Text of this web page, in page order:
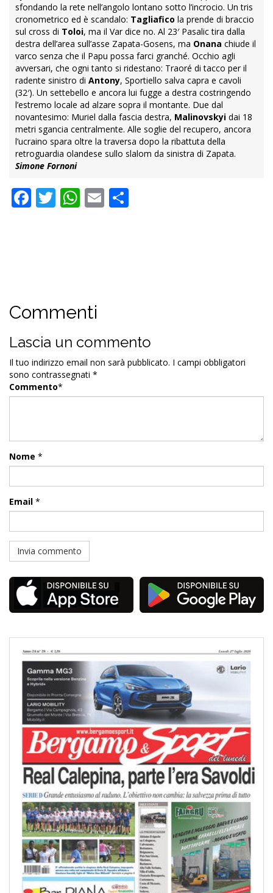
sfondando la rete nell’angolo lontano sotto l’incrocio. Un tris
cronometrico ed è scandalo: Tagliafico la prende di braccio
sul cross di Toloi, ma il Var dice no. Al 23′ Pasalic tira dalla
destra dell’area sull’asse Zapata-Gosens, ma Onana chiude il
varco senza che il Papu possa farci granché. Occhio agli
avversari, che ogni tanto si ridestano: Traoré di tacco per il
radente sinistro di Antony, Sportiello salva capra e cavoli
(32′). Un settebello e ancora lui fugge a destra costringendo
l’estremo locale ad alzare sopra il montante. Due dal
novantesimo: Muriel dalla fascia destra, Malinovskyi dai 18
metri sgancia centralmente. Alle soglie del recupero, ancora
l’ucraino spara oltre la traversa dopo la ribattuta della
retroguardia olandese sullo slalom da sinistra di Zapata.
Simone Fornoni
Facebook
Twitter
WhatsApp
Email
Commenti
Lascia un commento
Il tuo indirizzo email non sarà pubblicato. I campi obbligatori
sono contrassegnati *
Commento*
Nome *
Email *